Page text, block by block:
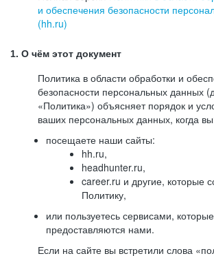
и обеспечения безопасности
(hh.ru)
1. О чём этот документ
Политика в области обработки и
безопасности персональных данных
«Политика») объясняет порядок и
ваших персональных данных, когда
посещаете наши сайты:
hh.ru,
headhunter.ru,
career.ru и другие, которые
Политику,
или пользуетесь сервисами,
предоставляются нами.
Если на сайте вы встретили слова